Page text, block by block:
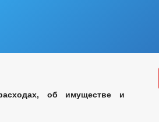
об имуществе и